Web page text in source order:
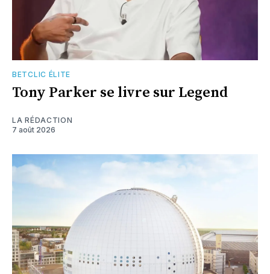
BETCLIC ÉLITE
Tony Parker se livre sur Legend
LA RÉDACTION
7 août 2026